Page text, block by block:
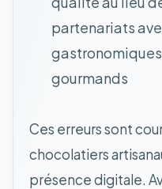
partenariats
gourmands
Ces erreurs sont
chocolatiers
présence digitale.